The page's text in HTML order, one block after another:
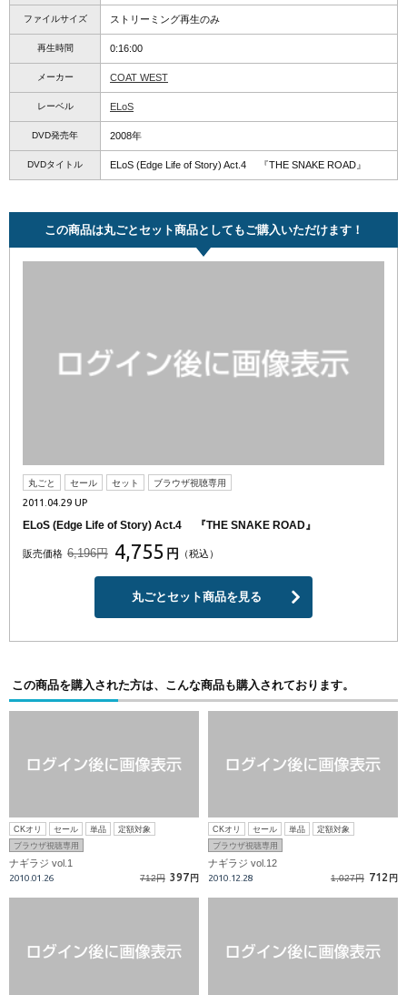
ファイルサイズ ストリーミング再生のみ
再生時間 0:16:00
メーカー COAT WEST
レーベル ELoS
DVD発売年 2008年
DVDタイトル ELoS (Edge Life of Story) Act.4 『THE SNAKE ROAD』
この商品は丸ごとセット商品としてもご購入いただけます！
丸ごと セール セット ブラウザ視聴専用
2011.04.29 UP
ELoS (Edge Life of Story) Act.4 『THE SNAKE ROAD』
販売価格 6,196円 4,755 円 （税込）
丸ごとセット商品を見る
この商品を購入された方は、こんな商品も購入されております。
CKオリ セール 単品
定額対象
ブラウザ視聴専用
ナギラジ vol.1
2010.01.26 712円 397 円
CKオリ セール 単品
定額対象
ブラウザ視聴専用
ナギラジ vol.12
2010.12.28 1,027円 712 円